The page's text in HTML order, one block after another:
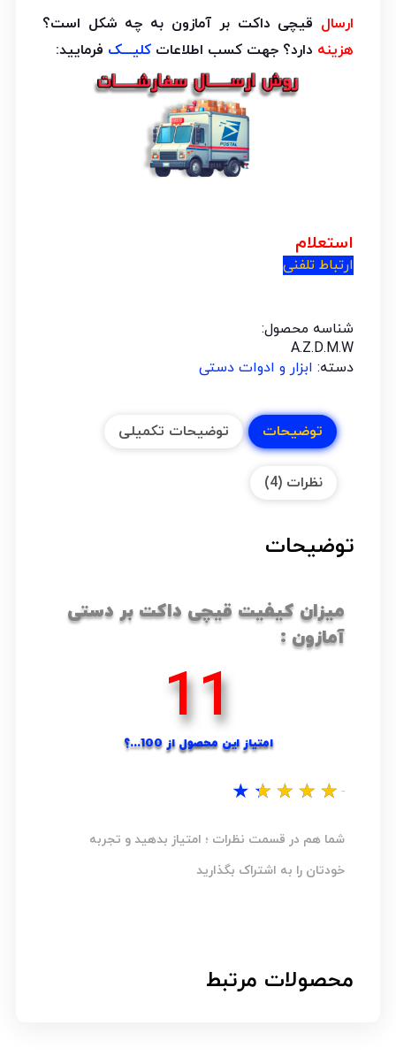
ارسال قیچی داکت بر آمازون به چه شکل است؟
هزینه دارد؟ جهت کسب اطلاعات کلیـــک فرمایید:
استعلام
ارتباط تلفنی
شناسه محصول:
A.Z.D.M.W
دسته: ابزار و ادوات دستی
توضیحات توضیحات تکمیلی
نظرات (4)
توضیحات
میزان کیفیت قیچی داکت بر دستی
آمازون :
امتیاز این محصول از 100...؟
15
★
★
★
★
★
شما هم در قسمت نظرات ؛ امتیاز بدهید و تجربه
خودتان را به اشتراک بگذارید
محصولات مرتبط